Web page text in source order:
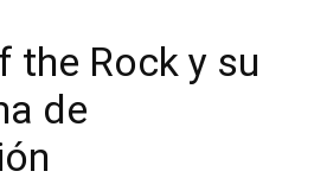
the Rock y su
de